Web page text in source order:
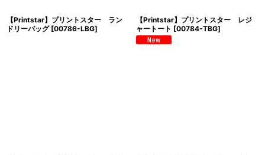
【Printstar】プリントスター ラン
ドリーバッグ [00786-LBG]
【Printstar】プリントスター レジ
ャートート [00784-TBG]